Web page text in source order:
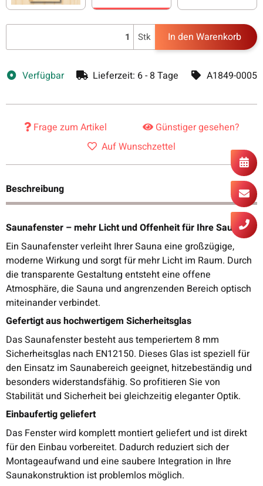
Stk In den Warenkorb
Verfügbar Lieferzeit: 6 - 8 Tage A1849-0005
Frage zum Artikel
Günstiger gesehen?
Auf Wunschzettel
Beschreibung
Saunafenster – mehr Licht und Offenheit für Ihre Sauna
Ein Saunafenster verleiht Ihrer Sauna eine großzügige,
moderne Wirkung und sorgt für mehr Licht im Raum. Durch
die transparente Gestaltung entsteht eine offene
Atmosphäre, die Sauna und angrenzenden Bereich optisch
miteinander verbindet.
Gefertigt aus hochwertigem Sicherheitsglas
Das Saunafenster besteht aus temperiertem 8 mm
Sicherheitsglas nach EN12150. Dieses Glas ist speziell für
den Einsatz im Saunabereich geeignet, hitzebeständig und
besonders widerstandsfähig. So profitieren Sie von
Stabilität und Sicherheit bei gleichzeitig eleganter Optik.
Einbaufertig geliefert
Das Fenster wird komplett montiert geliefert und ist direkt
für den Einbau vorbereitet. Dadurch reduziert sich der
Montageaufwand und eine saubere Integration in Ihre
Saunakonstruktion ist problemlos möglich.